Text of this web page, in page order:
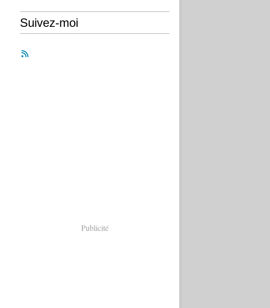
Suivez-moi
Publicité